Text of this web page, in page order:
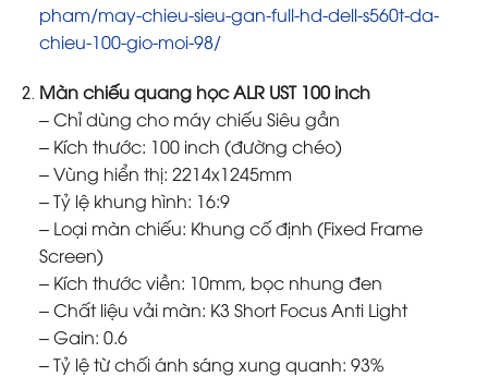
pham/may-chieu-sieu-gan-full-hd-dell-s560t-da-
chieu-100-gio-moi-98/
Màn chiếu quang học ALR UST 100 inch
– Chỉ dùng cho máy chiếu Siêu gần
– Kích thước: 100 inch (đường chéo)
– Vùng hiển thị: 2214x1245mm
– Tỷ lệ khung hình: 16:9
– Loại màn chiếu: Khung cố định (Fixed Frame
Screen)
– Kích thước viền: 10mm, bọc nhung đen
– Chất liệu vải màn: K3 Short Focus Anti Light
– Gain: 0.6
– Tỷ lệ từ chối ánh sáng xung quanh: 93%